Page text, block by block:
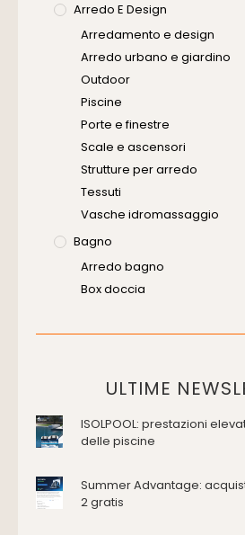
Arredo E Design
Arredamento e design
Arredo urbano e giardino
Outdoor
Piscine
Porte e finestre
Scale e ascensori
Strutture per arredo
Tessuti
Vasche idromassaggio
Bagno
Arredo bagno
Box doccia
Placche di comando per wc
Domotica Ed Impianti Elettrici
Edilizia
Antincendio e sicurezza
Attrezzature manuali
ULTIME
ISOLPOOL: prestazioni
delle piscine
Summer Advantage:
2 gratis